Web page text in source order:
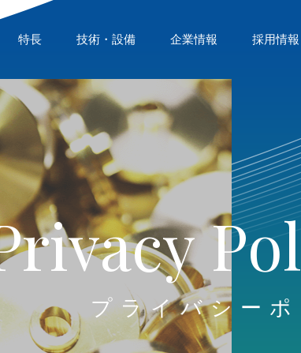
特長 技術・設備 企業情報 採用情報
rivacyPol
プライバシ ー ポ